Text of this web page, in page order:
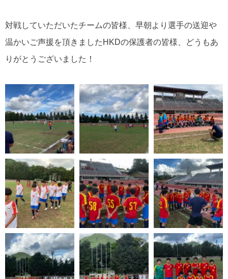
対戦していただいたチームの皆様、早朝より選手の送迎や
温かいご声援を頂きました HKDの保護者の皆様、どうもあ
りがとうございました！